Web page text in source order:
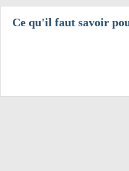
Ce qu'il faut savoir